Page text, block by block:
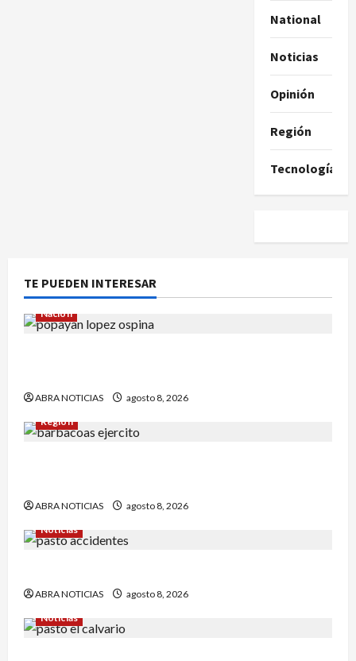
National
Noticias
Opinión
Región
Tecnología
TE PUEDEN INTERESAR
Nación
ABRA NOTICIAS
agosto 8, 2026
Región
ABRA NOTICIAS
agosto 8, 2026
Noticias
ABRA NOTICIAS
agosto 8, 2026
Noticias